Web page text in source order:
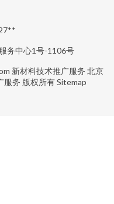
务中心1号-1106号
新材料技术推广服务 北京
服务 版权所有Sitemap